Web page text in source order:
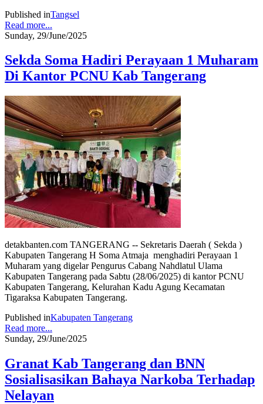
Published inTangsel
Read more...
Sunday, 29/June/2025
Sekda Soma Hadiri Perayaan 1 Muharam
Di Kantor PCNU Kab Tangerang
detakbanten.com TANGERANG -- Sekretaris Daerah ( Sekda )
Kabupaten Tangerang H Soma Atmaja menghadiri Perayaan 1
Muharam yang digelar Pengurus Cabang Nahdlatul Ulama
Kabupaten Tangerang pada Sabtu (28/06/2025) di kantor PCNU
Kabupaten Tangerang, Kelurahan Kadu Agung Kecamatan
Tigaraksa Kabupaten Tangerang.
Published inKabupaten Tangerang
Read more...
Sunday, 29/June/2025
Granat Kab Tangerang dan BNN
Sosialisasikan Bahaya Narkoba Terhadap
Nelayan